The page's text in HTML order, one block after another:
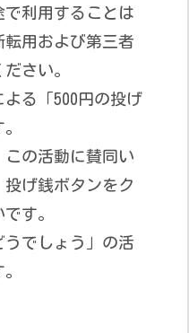
利用することは
用および第三者
さい。
る「500円の投げ
の活動に賛同い
げ銭ボタンをク
す。
でしょう」の活